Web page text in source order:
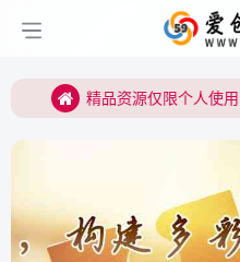
精品资源仅限个人使
精品资源仅限个人使